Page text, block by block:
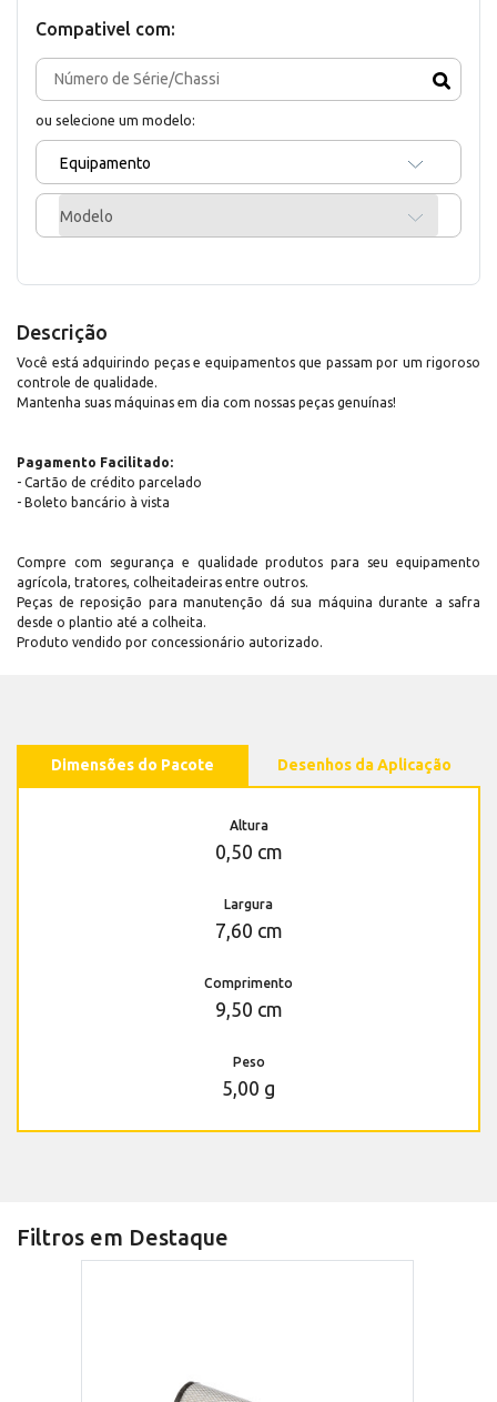
Compativel com:
ou selecione um modelo:
Equipamento
Modelo
Descrição
Você está adquirindo peças e equipamentos que passam por um rigoroso
controle de qualidade.
Mantenha suas máquinas em dia com nossas peças genuínas!
Pagamento Facilitado:
- Cartão de crédito parcelado
- Boleto bancário à vista
Compre com segurança e qualidade produtos para seu equipamento
agrícola, tratores, colheitadeiras entre outros.
Peças de reposição para manutenção dá sua máquina durante a safra
desde o plantio até a colheita.
Produto vendido por concessionário autorizado.
Dimensões do Pacote Desenhos da Aplicação
Altura
0,50 cm
Largura
7,60 cm
Comprimento
9,50 cm
Peso
5,00 g
Filtros em Destaque